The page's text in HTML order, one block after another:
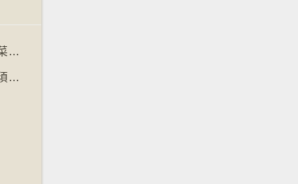
【十萬八千里】米芝蓮兩星餐廳東主涉供應螞蟻菜式 檢方求囚一年
【十萬八千里】阿根廷法庭宣判金魚有感知能力須從壽司店移走